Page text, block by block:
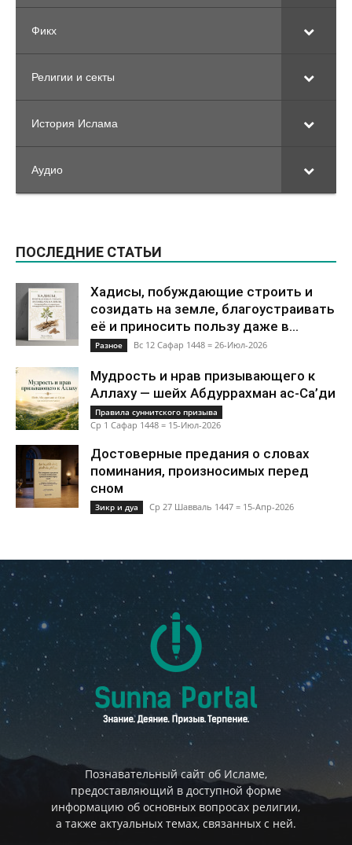
Фикх
Религии и секты
История Ислама
Аудио
ПОСЛЕДНИЕ СТАТЬИ
Хадисы, побуждающие строить и
созидать на земле, благоустраивать
её и приносить пользу даже в...
Разное Вс 12 Сафар 1448 = 26-Июл-2026
Мудрость и нрав призывающего к
Аллаху — шейх Абдуррахман ас-Са’ди
Правила суннитского призыва
Ср 1 Сафар 1448 = 15-Июл-2026
Достоверные предания о словах
поминания, произносимых перед
сном
Зикр и дуа Ср 27 Шавваль 1447 = 15-Апр-2026
Познавательный сайт об Исламе,
предоставляющий в доступной форме
информацию об основных вопросах религии,
а также актуальных темах, связанных с ней.